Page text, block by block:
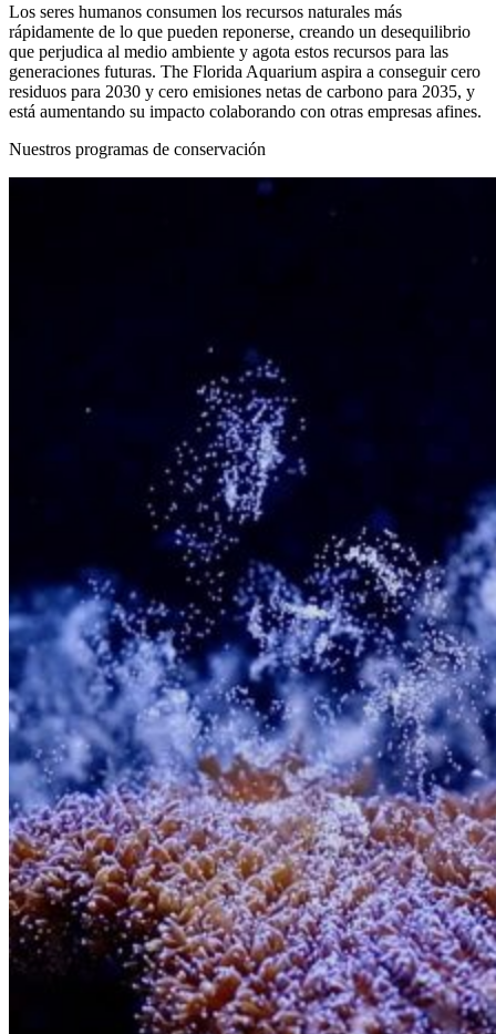
Los seres humanos consumen los recursos naturales más
rápidamente de lo que pueden reponerse, creando un desequilibrio
que perjudica al medio ambiente y agota estos recursos para las
generaciones futuras. The Florida Aquarium aspira a conseguir cero
residuos para 2030 y cero emisiones netas de carbono para 2035, y
está aumentando su impacto colaborando con otras empresas afines.
Nuestros programas de conservación